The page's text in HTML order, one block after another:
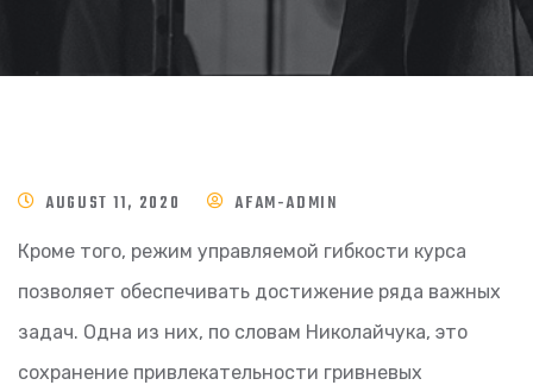
AUGUST 11, 2020 AFAM-ADMIN
Кроме того, режим управляемой гибкости курса
позволяет обеспечивать достижение ряда важных
задач. Одна из них, по словам Николайчука, это
сохранение привлекательности гривневых